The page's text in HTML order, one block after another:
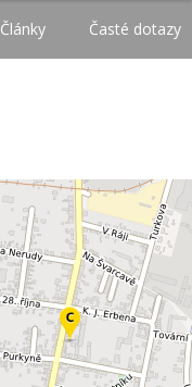
Články Časté dotazy